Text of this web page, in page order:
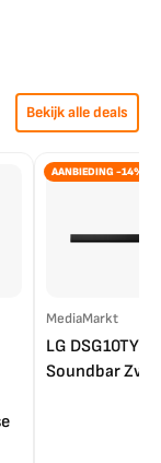
Bekijk alle deals
AANBIEDING -14%
MediaMarkt
LG DSG10TY
Soundbar